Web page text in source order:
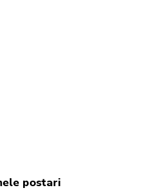
postari